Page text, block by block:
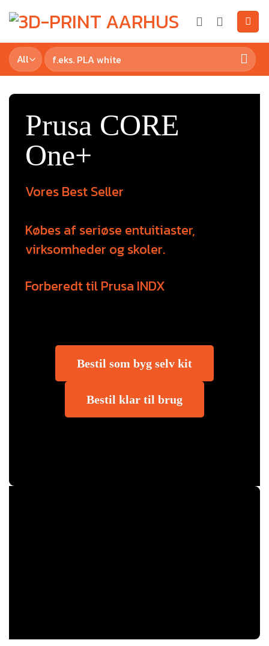
Prusa CORE
One+
Vores Best Seller
Købes af seriøse entuitiaster,
virksomheder og skoler.
Forberedt til Prusa INDX
Bestil som byg selv kit
Bestil klar til brug